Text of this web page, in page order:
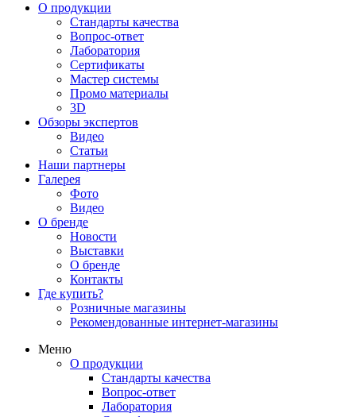
О продукции
Стандарты качества
Вопрос-ответ
Лаборатория
Сертификаты
Мастер системы
Промо материалы
3D
Обзоры экспертов
Видео
Статьи
Наши партнеры
Галерея
Фото
Видео
О бренде
Новости
Выставки
О бренде
Контакты
Где купить?
Розничные магазины
Рекомендованные интернет-магазины
Меню
О продукции
Стандарты качества
Вопрос-ответ
Лаборатория